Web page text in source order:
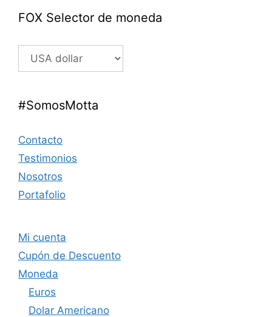
FOX Selector de moneda
#SomosMotta
Contacto
Testimonios
Nosotros
Portafolio
Mi cuenta
Cupón de Descuento
Moneda
Euros
Dolar Americano